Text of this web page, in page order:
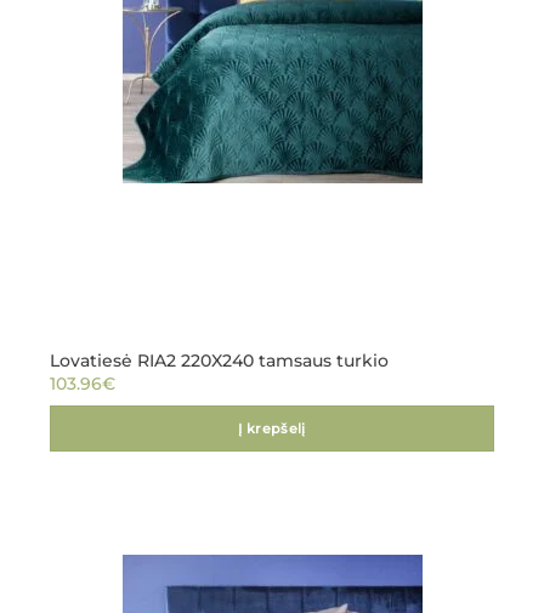
Lovatiesė RIA2 220X240 tamsaus turkio
103.96€
Į krepšelį